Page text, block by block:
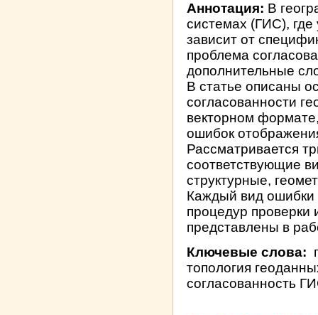
Аннотация: В
системах (ГИС), где
зависит от
проблема
дополнительные
В статье описаны
согласованности
векторном
ошибок
Рассматривается
соответствующие
структурные,
Каждый вид ошибки
процедур проверки
представлены в
Ключевые слова:
топология
согласованность